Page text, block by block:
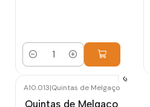
Cantidad
A10.013|Quintas de Melgaço
Quintas de Melgaço